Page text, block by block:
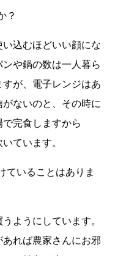
？
込むほどいい顔にな
や鍋の数は一人暮ら
が、電子レンジはあ
ないのと、その時に
完食しますから
ています。
ていることはありま
ようにしています。
れば農家さんにお邪